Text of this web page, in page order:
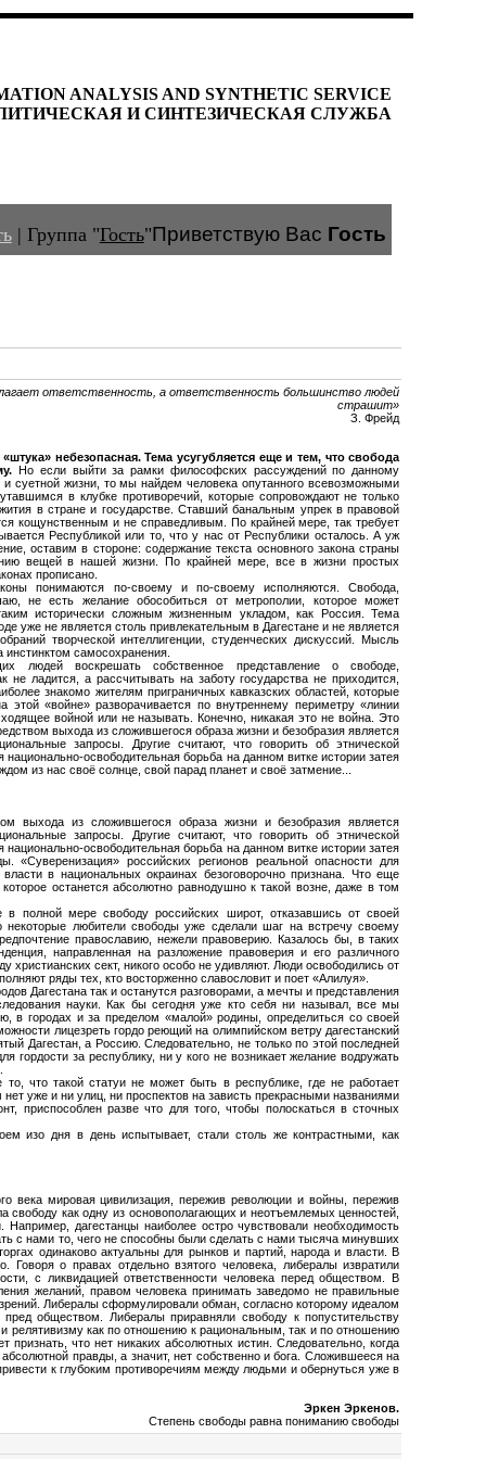
ANALYSIS AND SYNTHETIC SERVICE
И СИНТЕЗИЧЕСКАЯ СЛУЖБА
| Группа"Гость"Приветствую Вас Гость
ответственность, а ответственность большинство людей
страшит»
З. Фрейд
небезопасная. Тема усугубляется еще и тем, что свобода
Но если выйти за рамки философских рассуждений по данному
суетной жизни, то мы найдем человека опутанного всевозможными
в клубке противоречий, которые сопровождают не только
в стране и государстве. Ставший банальным упрек в правовой
кощунственным и не справедливым. По крайней мере, так требует
Республикой или то, что у нас от Республики осталось. А уж
оставим в стороне: содержание текста основного закона страны
вещей в нашей жизни. По крайней мере, все в жизни простых
прописано.
понимаются по-своему и по-своему исполняются. Свобода,
не есть желание обособиться от метрополии, которое может
исторически сложным жизненным укладом, как Россия. Тема
уже не является столь привлекательным в Дагестане и не является
творческой интеллигенции, студенческих дискуссий. Мысль
инстинктом самосохранения.
людей воскрешать собственное представление о свободе,
не ладится, а рассчитывать на заботу государства не приходится,
знакомо жителям приграничных кавказских областей, которые
этой «войне» разворачивается по внутреннему периметру «линии
войной или не называть. Конечно, никакая это не война. Это
выхода из сложившегося образа жизни и безобразия является
запросы. Другие считают, что говорить об этнической
освободительная борьба на данном витке истории затея
из нас своё солнце, свой парад планет и своё затмение...
выхода из сложившегося образа жизни и безобразия является
запросы. Другие считают, что говорить об этнической
освободительная борьба на данном витке истории затея
российских регионов реальной опасности для
в национальных окраинах безоговорочно признана. Что еще
останется абсолютно равнодушно к такой возне, даже в том
полной мере свободу российских широт, отказавшись от своей
некоторые любители свободы уже сделали шаг на встречу своему
православию, нежели правоверию. Казалось бы, в таких
направленная на разложение правоверия и его различного
сект, никого особо не удивляют. Люди освободились от
ряды тех, кто восторженно славословит и поет «Алилуя».
Дагестана так и останутся разговорами, а мечты и представления
науки. Как бы сегодня уже кто себя ни называл, все мы
в городах и за пределом «малой» родины, определиться со своей
лицезреть гордо реющий на олимпийском ветру дагестанский
Дагестан, а Россию. Следовательно, не только по этой последней
гордости за республику, ни у кого не возникает желание водружать
что такой статуи не может быть в республике, где не работает
нет уже и ни улиц, ни проспектов на зависть прекрасными названиями
приспособлен разве что для того, чтобы полоскаться в сточных
изо дня в день испытывает, стали столь же контрастными, как
века мировая цивилизация, пережив революции и войны, пережив
как одну из основополагающих и неотъемлемых ценностей,
дагестанцы наиболее остро чувствовали необходимость
с нами то, чего не способны были сделать с нами тысяча минувших
одинаково актуальны для рынков и партий, народа и власти. В
о правах отдельно взятого человека, либералы извратили
с ликвидацией ответственности человека перед обществом. В
желаний, правом человека принимать заведомо не правильные
Либералы сформулировали обман, согласно которому идеалом
обществом. Либералы приравняли свободу к попустительству
как по отношению к рациональным, так и по отношению
что нет никаких абсолютных истин. Следовательно, когда
правды, а значит, нет собственно и бога. Сложившееся на
к глубоким противоречиям между людьми и обернуться уже в
Эркен Эркенов.
Степень свободы равна пониманию свободы